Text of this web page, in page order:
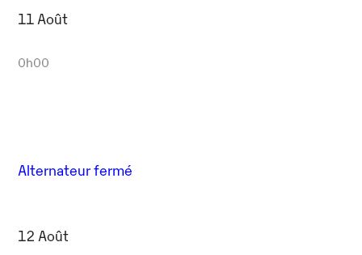
11 Août
0h00
Alternateur fermé
12 Août